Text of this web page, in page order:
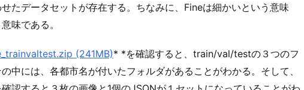
たデータセットが存在する。ちなみに、Fineは細かいという意味
味である。
(241MB)* *を確認すると、train/val/testの３つのフ
中には、各都市名が付いたフォルダがあることがわかる。そして、